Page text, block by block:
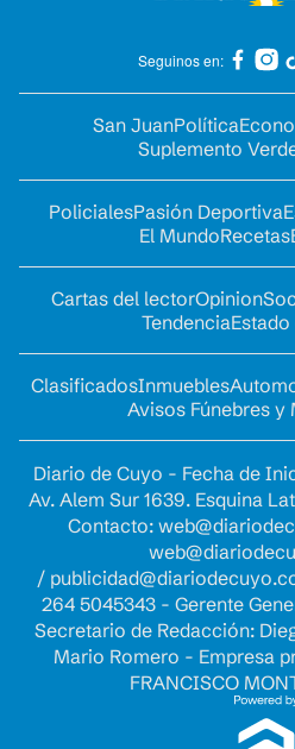
Seguinos en:
San JuanPolítica
Suplemento
PolicialesPasión Deportiva
El MundoRecetas
Cartas del lectorOpinion
Tendencia
ClasificadosInmuebles
Avisos Fúnebres y
Diario de Cuyo - Fecha de
Av. Alem Sur 1639. Esquina
Contacto:
/
264 5045343 - Gerente
Secretario de Redacción:
Mario Romero - Empresa
FRANCISCO